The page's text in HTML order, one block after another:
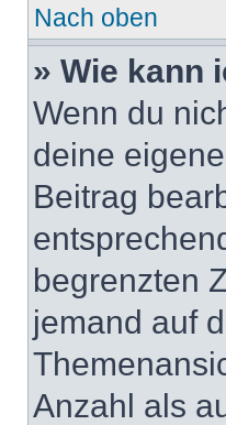
Nach oben
» Wie kann
Wenn du
deine
Beitrag
begrenzten
jemand auf
Anzahl als